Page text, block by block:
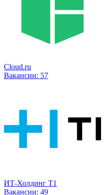
Cloud.ru
Вакансии: 57
ИТ-Холдинг Т1
Вакансии: 49